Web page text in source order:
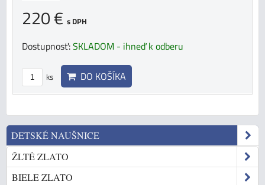
220 € s DPH
Dostupnosť:SKLADOM - ihneď k odberu
ks DO KOŠÍKA
DETSKÉ NAUŠNICE
ŽLTÉ ZLATO
BIELE ZLATO